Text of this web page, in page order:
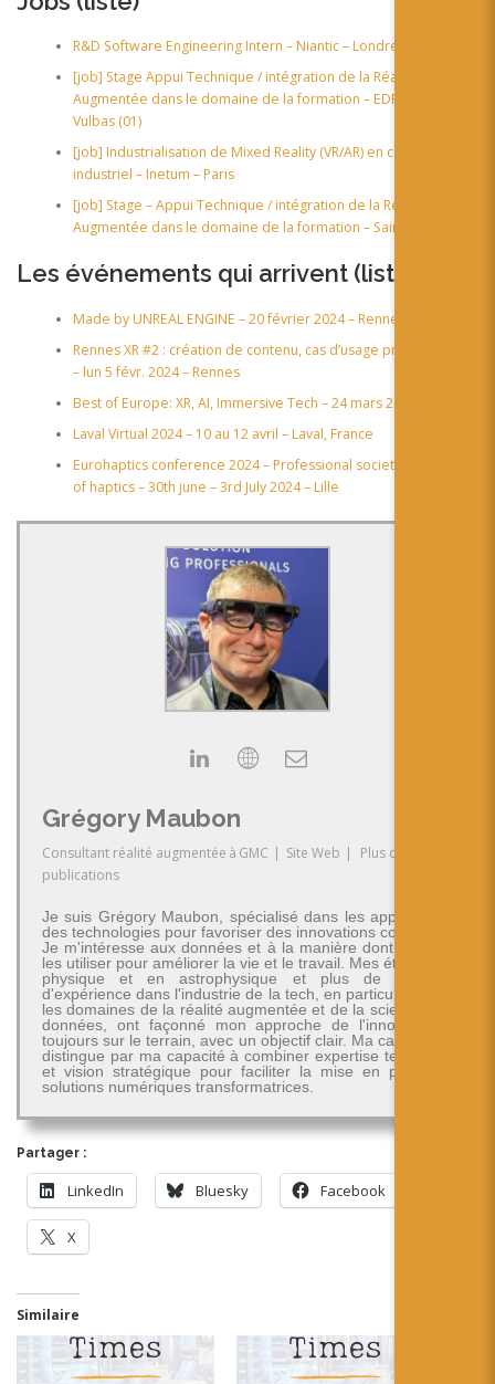
R&D Software Engineering Intern – Niantic – Londres
[job] Stage Appui Technique / intégration de la Réalité
Augmentée dans le domaine de la formation – EDF – Saint-
Vulbas (01)
[job] Industrialisation de Mixed Reality (VR/AR) en contexte
industriel – Inetum – Paris
[job] Stage – Appui Technique / intégration de la Réalité
Augmentée dans le domaine de la formation – Saint-Vulbas
Les événements qui arrivent (liste
Made by UNREAL ENGINE – 20 février 2024 – Rennes
Rennes XR #2 : création de contenu, cas d’usage professionnels
– lun 5 févr. 2024 – Rennes
Best of Europe: XR, AI, Immersive Tech – 24 mars 2024 – online
Laval Virtual 2024 – 10 au 12 avril – Laval, France
Eurohaptics conference 2024 – Professional society in the field
of haptics – 30th june – 3rd July 2024 – Lille
Grégory Maubon
Consultant réalité augmentée à GMC | Site Web |
Plus de
publications
Je suis Grégory Maubon, spécialisé dans les applications
des technologies pour favoriser des innovations concrètes.
Je m'intéresse aux données et à la manière dont on peut
les utiliser pour améliorer la vie et le travail. Mes études en
physique et en astrophysique et plus de 30 ans
d'expérience dans l'industrie de la tech, en particulier dans
les domaines de la réalité augmentée et de la science des
données, ont façonné mon approche de l'innovation -
toujours sur le terrain, avec un objectif clair. Ma carrière se
distingue par ma capacité à combiner expertise technique
et vision stratégique pour faciliter la mise en place de
solutions numériques transformatrices.
Partager :
LinkedIn Bluesky Facebook
X
Similaire